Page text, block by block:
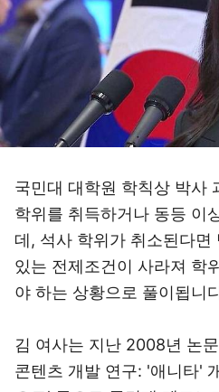
국민대 대학원 학칙상 박사
학위를 취득하거나 동등 이
데, 석사 학위가 취소된다면
있는 전제조건이 사라져 학
야 하는 상황으로 풀이됩니
김 여사는 지난 2008년 논
콘텐츠 개발 연구: '애니타'